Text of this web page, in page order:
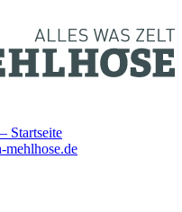
Startseite